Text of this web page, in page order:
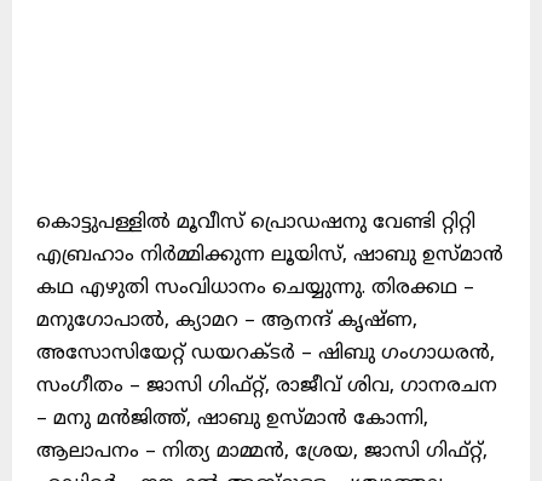
കൊട്ടുപള്ളിൽ മൂവീസ് പ്രൊഡഷനു വേണ്ടി റ്റിറ്റി
എബ്രഹാം നിർമ്മിക്കുന്ന ലൂയിസ്, ഷാബു ഉസ്മാൻ
കഥ എഴുതി സംവിധാനം ചെയ്യുന്നു. തിരക്കഥ –
മനുഗോപാൽ, ക്യാമറ – ആനന്ദ് കൃഷ്ണ,
അസോസിയേറ്റ് ഡയറക്ടർ – ഷിബു ഗംഗാധരൻ,
സംഗീതം – ജാസി ഗിഫ്റ്റ്, രാജീവ് ശിവ, ഗാനരചന
– മനു മൻജിത്ത്, ഷാബു ഉസ്മാൻ കോന്നി,
ആലാപനം – നിത്യ മാമ്മൻ, ശ്രേയ, ജാസി ഗിഫ്റ്റ്,